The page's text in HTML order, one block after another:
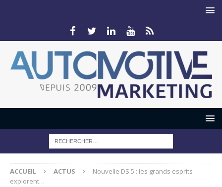
ACCUEIL ACTUS
Nouvelle DS 5 : les grands esprits
explorent…